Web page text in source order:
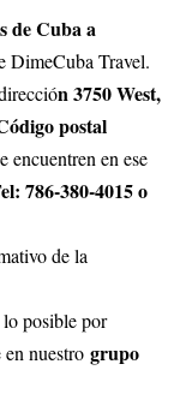
de Cuba a
DimeCuba Travel.
n 3750 West,
postal
encuentren en ese
786-380-4015 o
de la
posible por
nuestro grupo